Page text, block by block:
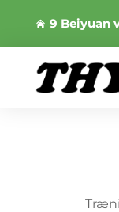
9 Beiyuan